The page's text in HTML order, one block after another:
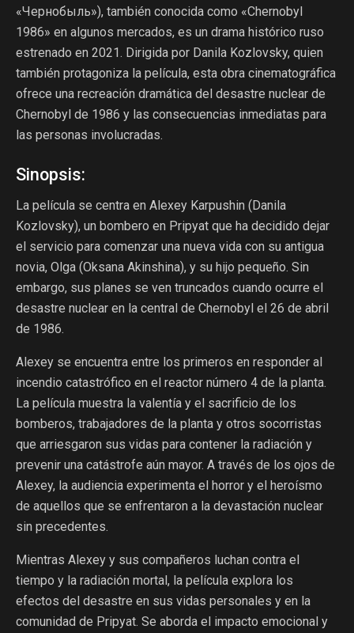
«Чернобыль»), también conocida como «Chernobyl
1986» en algunos mercados, es un drama histórico ruso
estrenado en 2021. Dirigida por Danila Kozlovsky, quien
también protagoniza la película, esta obra cinematográfica
ofrece una recreación dramática del desastre nuclear de
Chernobyl de 1986 y las consecuencias inmediatas para
las personas involucradas.
Sinopsis:
La película se centra en Alexey Karpushin (Danila
Kozlovsky), un bombero en Pripyat que ha decidido dejar
el servicio para comenzar una nueva vida con su antigua
novia, Olga (Oksana Akinshina), y su hijo pequeño. Sin
embargo, sus planes se ven truncados cuando ocurre el
desastre nuclear en la central de Chernobyl el 26 de abril
de 1986.
Alexey se encuentra entre los primeros en responder al
incendio catastrófico en el reactor número 4 de la planta.
La película muestra la valentía y el sacrificio de los
bomberos, trabajadores de la planta y otros socorristas
que arriesgaron sus vidas para contener la radiación y
prevenir una catástrofe aún mayor. A través de los ojos de
Alexey, la audiencia experimenta el horror y el heroísmo
de aquellos que se enfrentaron a la devastación nuclear
sin precedentes.
Mientras Alexey y sus compañeros luchan contra el
tiempo y la radiación mortal, la película explora los
efectos del desastre en sus vidas personales y en la
comunidad de Pripyat. Se aborda el impacto emocional y